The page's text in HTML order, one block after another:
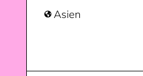
 Asien